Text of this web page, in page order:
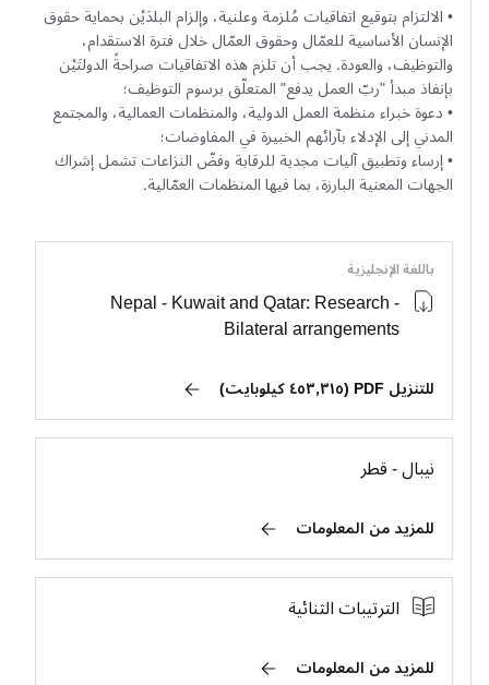
• الالتزام بتوقيع اتفاقيات مُلزمة وعلنية، وإلزام البلدَيْن بحماية حقوق
الإنسان الأساسية للعمّال وحقوق العمّال خلال فترة الاستقدام،
والتوظيف، والعودة. يجب أن تلزم هذه الاتفاقيات صراحةً الدولتَيْن
بإنفاذ مبدأ "ربّ العمل يدفع" المتعلّق برسوم التوظيف؛
• دعوة خبراء منظمة العمل الدولية، والمنظمات العمالية، والمجتمع
المدني إلى الإدلاء بآرائهم الخبيرة في المفاوضات؛
• إرساء وتطبيق آليات مجدية للرقابة وفضّ النزاعات تشمل إشراك
الجهات المعنية البارزة، بما فيها المنظمات العمّالية.
باللغة الإنجليزية
Nepal - Kuwait and Qatar: Research -
Bilateral arrangements
للتنزيل PDF (٤٥٣٫٣١٥ كيلوبايت)
نيبال - قطر
للمزيد من المعلومات
الترتيبات الثنائية
للمزيد من المعلومات